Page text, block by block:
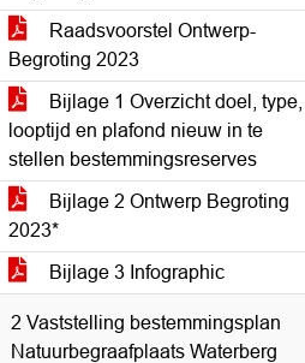
Raadsvoorstel Ontwerp-
Begroting 2023
Bijlage 1 Overzicht doel, type,
looptijd en plafond nieuw in te
stellen bestemmingsreserves
Bijlage 2 Ontwerp Begroting
2023*
Bijlage 3 Infographic
2 Vaststelling bestemmingsplan
Natuurbegraafplaats Waterberg